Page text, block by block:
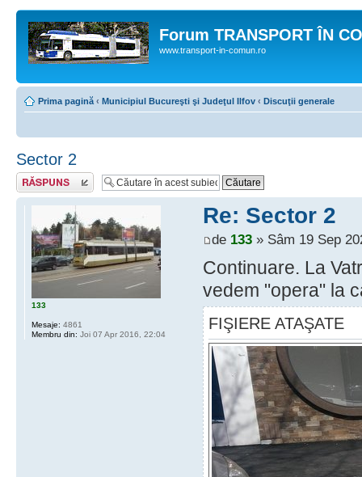
Forum TRANSPORT ÎN
www.transport-in-comun.ro
Prima pagină ‹ Municipiul Bucureşti şi Judeţul Ilfov ‹ Discuţii generale
Sector 2
Răspunde
Re: Sector 2
de 133» Sâm 19 Sep
Continuare. La
vedem "opera" la
FIŞIERE ATAŞATE
133
Mesaje: 4861
Membru din: Joi 07 Apr 2016, 22:04